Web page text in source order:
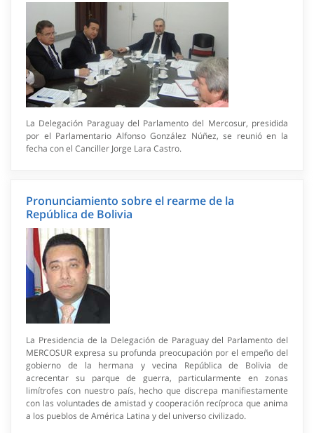
La Delegación Paraguay del Parlamento del Mercosur, presidida
por el Parlamentario Alfonso González Núñez, se reunió en la
fecha con el Canciller Jorge Lara Castro.
Pronunciamiento sobre el rearme de la
República de Bolivia
La Presidencia de la Delegación de Paraguay del Parlamento del
MERCOSUR expresa su profunda preocupación por el empeño del
gobierno de la hermana y vecina República de Bolivia de
acrecentar su parque de guerra, particularmente en zonas
limítrofes con nuestro país, hecho que discrepa manifiestamente
con las voluntades de amistad y cooperación recíproca que anima
a los pueblos de América Latina y del universo civilizado.